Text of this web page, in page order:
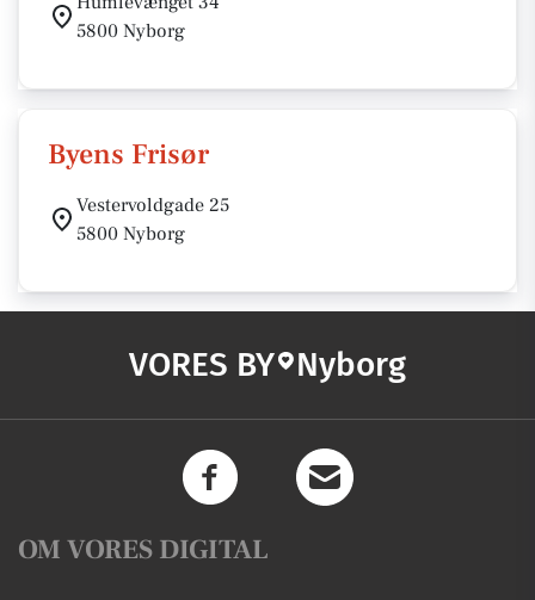
5800 Nyborg
Byens Frisør
Vestervoldgade 25
5800 Nyborg
VORES BY Nyborg
OM VORES DIGITAL